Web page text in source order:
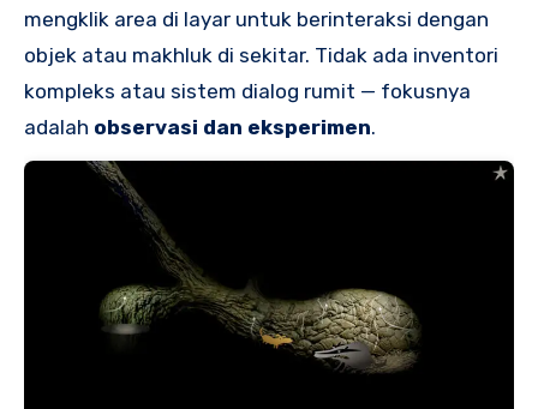
mengklik area di layar untuk berinteraksi dengan
objek atau makhluk di sekitar. Tidak ada inventori
kompleks atau sistem dialog rumit — fokusnya
adalah observasi dan eksperimen.